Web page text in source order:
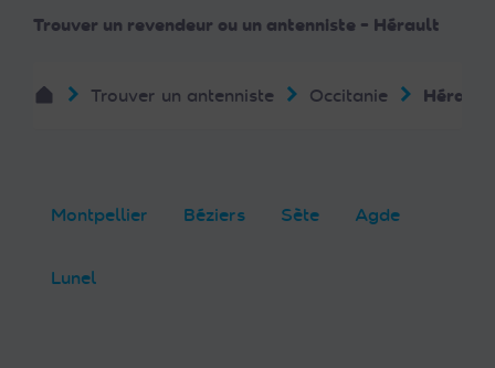
Trouver un revendeur ou un antenniste - Hérault
Trouver un antenniste Occitanie Hérault
Montpellier Béziers Sète Agde
Lunel